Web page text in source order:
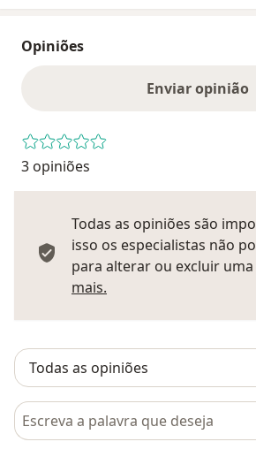
Opiniões
Enviar opinião
3 opiniões
Todas as opiniões são
isso os especialistas não
para alterar ou excluir
mais.
Pesquisar em opiniões